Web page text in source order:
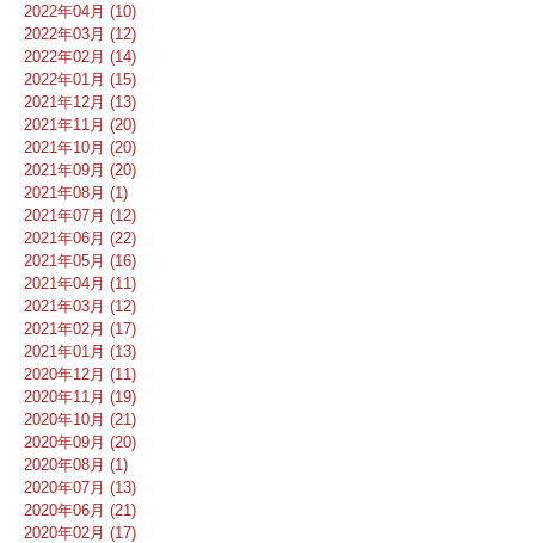
2022年04月 (10)
2022年03月 (12)
2022年02月 (14)
2022年01月 (15)
2021年12月 (13)
2021年11月 (20)
2021年10月 (20)
2021年09月 (20)
2021年08月 (1)
2021年07月 (12)
2021年06月 (22)
2021年05月 (16)
2021年04月 (11)
2021年03月 (12)
2021年02月 (17)
2021年01月 (13)
2020年12月 (11)
2020年11月 (19)
2020年10月 (21)
2020年09月 (20)
2020年08月 (1)
2020年07月 (13)
2020年06月 (21)
2020年02月 (17)